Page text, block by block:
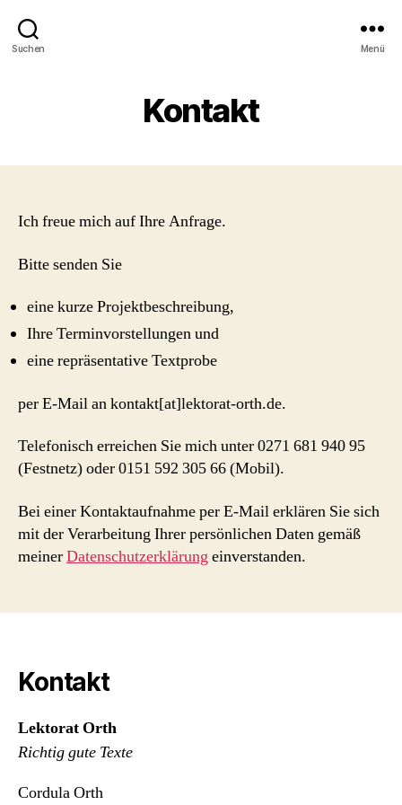
Suchen Menü
Kontakt
Ich freue mich auf Ihre Anfrage.
Bitte senden Sie
eine kurze Projektbeschreibung,
Ihre Terminvorstellungen und
eine repräsentative Textprobe
per E-Mail an kontakt[at]lektorat-orth.de.
Telefonisch erreichen Sie mich unter 0271 681 940 95
(Festnetz) oder 0151 592 305 66 (Mobil).
Bei einer Kontaktaufnahme per E-Mail erklären Sie sich
mit der Verarbeitung Ihrer persönlichen Daten gemäß
meinerDatenschutzerklärung einverstanden.
Kontakt
Lektorat Orth
Richtig gute Texte
Cordula Orth